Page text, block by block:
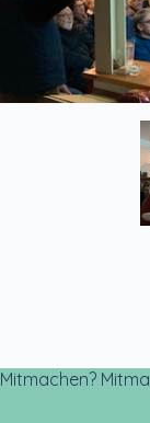
Mitmachen?